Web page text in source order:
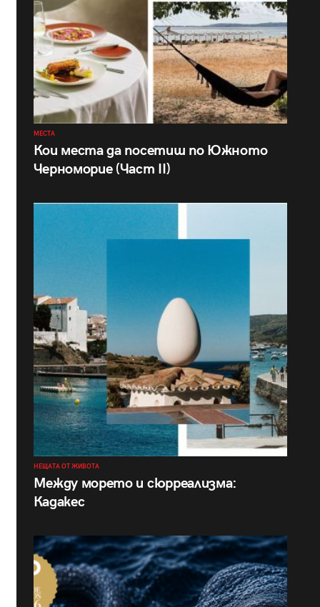
МЕСТА
Кои места да посетиш по Южното
Черноморие (Част II)
НЕЩАТА ОТ ЖИВОТА
Между морето и сюрреализма:
Кадакес